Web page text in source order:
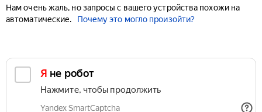
Нам очень жаль, но запросы с вашего устройства похожи на
автоматические.
Почему это могло произойти?
Я не робот
Нажмите, чтобы продолжить
Yandex SmartCaptcha